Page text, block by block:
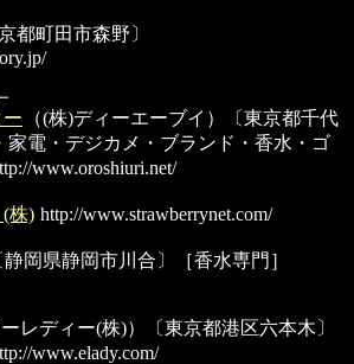
都町田市森野〕
（(株)ディーエーブイ）〔東京都千代
家電・デジカメ・ブランド・香水・ゴ
www.oroshiuri.net/
株) http://www.strawberrynet.com/
静岡県静岡市川合〕［香水専門］
ーレディー(株)）〔東京都港区六本木〕
www.elady.com/